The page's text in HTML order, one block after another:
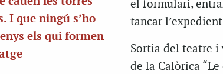
I que ningú s’ho
els qui formen
el formulari,
tancar
Sortia del teatre i
de la Calòrica “Le